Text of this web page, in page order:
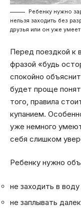
Ребенку нужно
нельзя заходить без
друзья или он уже
Перед поездкой к
фразой «будь
спокойно
будет проще
того, правила
купанием.
уже немного
себя слишком
Ребенку нужно
не заходить в
не заплывать